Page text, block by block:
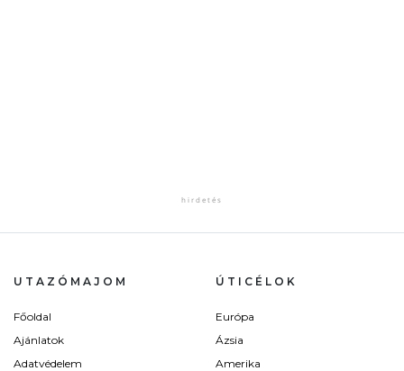
UTAZÓMAJOM
Főoldal
Ajánlatok
Adatvédelem
ÚTICÉLOK
Európa
Ázsia
Amerika